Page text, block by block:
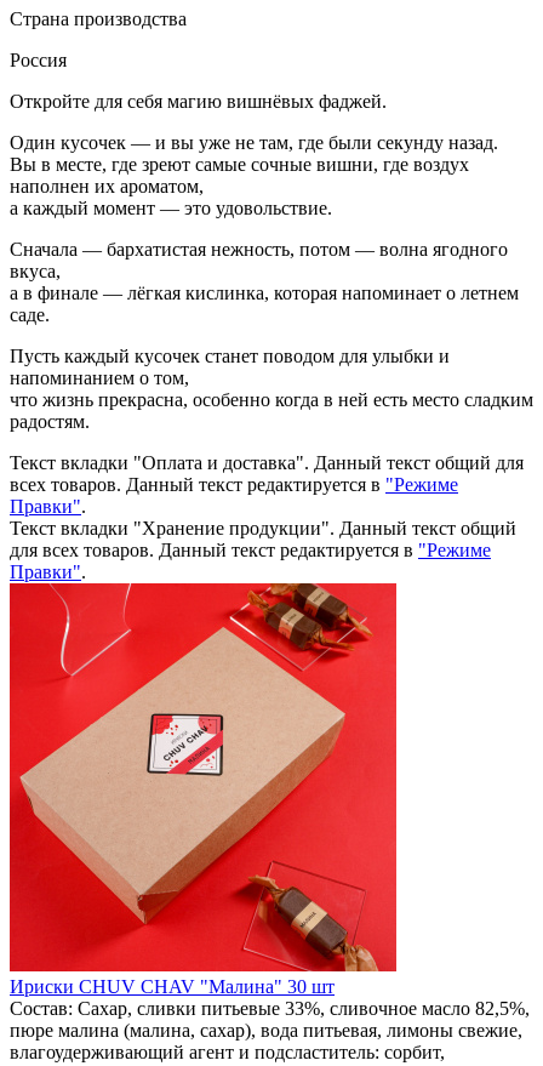
Страна производства
Россия
Откройте для себя магию вишнёвых фаджей.
Один кусочек — и вы уже не там, где были секунду назад.
Вы в месте, где зреют самые сочные вишни, где воздух
наполнен их ароматом,
а каждый момент — это удовольствие.
Сначала — бархатистая нежность, потом — волна ягодного
вкуса,
а в финале — лёгкая кислинка, которая напоминает о летнем
саде.
Пусть каждый кусочек станет поводом для улыбки и
напоминанием о том,
что жизнь прекрасна, особенно когда в ней есть место сладким
радостям.
Текст вкладки "Оплата и доставка". Данный текст общий для
всех товаров. Данный текст редактируется в "Режиме
Правки".
Текст вкладки "Хранение продукции". Данный текст общий
для всех товаров. Данный текст редактируется в "Режиме
Правки".
Ириски CHUV CHAV "Малина" 30 шт
Состав: Сахар, сливки питьевые 33%, сливочное масло 82,5%,
пюре малина (малина, сахар), вода питьевая, лимоны свежие,
влагоудерживающий агент и подсластитель: сорбит,